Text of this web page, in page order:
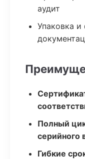
аудит
Упаковка и
Полный
серийного
Гибкие